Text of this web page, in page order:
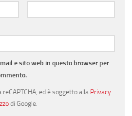
e sito web in questo browser per
ed è soggetto alla Privacy
di Google.